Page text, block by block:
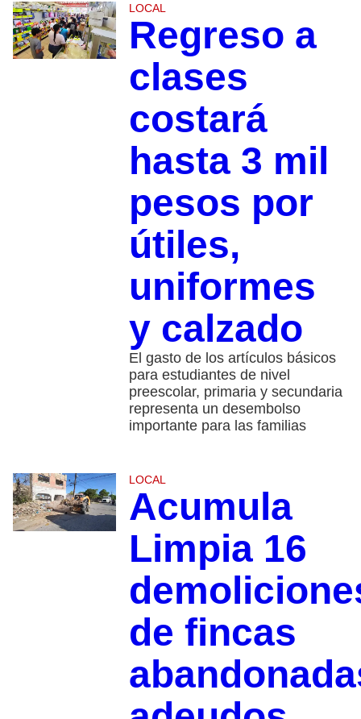
LOCAL
Regreso a
clases
costará
hasta 3 mil
pesos por
útiles,
uniformes
y calzado
El gasto de los artículos básicos
para estudiantes de nivel
preescolar, primaria y secundaria
representa un desembolso
importante para las familias
LOCAL
Acumula
Limpia 16
de fincas